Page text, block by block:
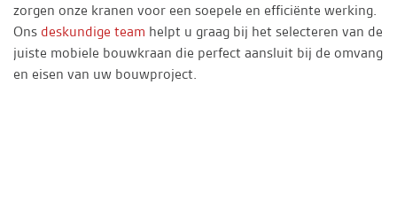
zorgen onze kranen voor een soepele en efficiënte werking.
Ons deskundige team helpt u graag bij het selecteren van de
juiste mobiele bouwkraan die perfect aansluit bij de omvang
en eisen van uw bouwproject.